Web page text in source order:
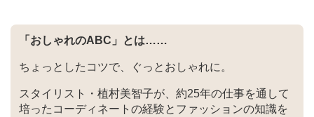
「おしゃれのABC」とは……
ちょっとしたコツで、ぐっとおしゃれに。
スタイリスト・植村美智子が、約25年の仕事を通して
培ったコーディネートの経験とファッションの知識を